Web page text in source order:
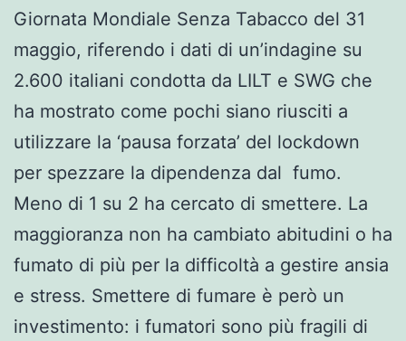
Giornata Mondiale Senza Tabacco del 31
maggio, riferendo i dati di un’indagine su
2.600 italiani condotta da LILT e SWG che
ha mostrato come pochi siano riusciti a
utilizzare la ‘pausa forzata’ del lockdown
per spezzare la dipendenza dal fumo.
Meno di 1 su 2 ha cercato di smettere. La
maggioranza non ha cambiato abitudini o ha
fumato di più per la difficoltà a gestire ansia
e stress. Smettere di fumare è però un
investimento: i fumatori sono più fragili di